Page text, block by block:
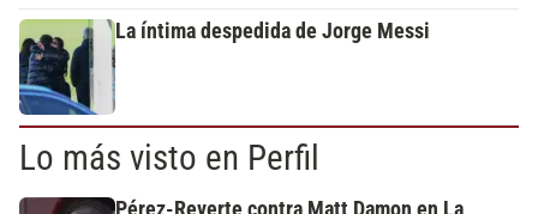
La íntima despedida de Jorge Messi
Lo más visto en Perfil
Pérez-Reverte contra Matt Damon en La